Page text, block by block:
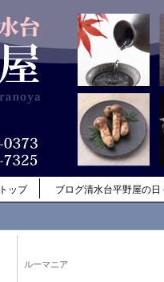
ップ ブログ清水台平野屋の日
ルーマニア